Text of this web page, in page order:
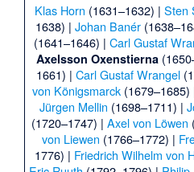
Klas Horn (1631–1632) | Sten
1638) | Johan Banér
(1641–1646) | Carl Gustaf
Axelsson Oxenstierna
1661) | Carl Gustaf Wrangel
von Königsmarck (1679–1685)
Jürgen Mellin (1698–1711) |
(1720–1747) | Axel von Löwen
von Liewen (1766–1772) |
1776) | Friedrich Wilhelm von